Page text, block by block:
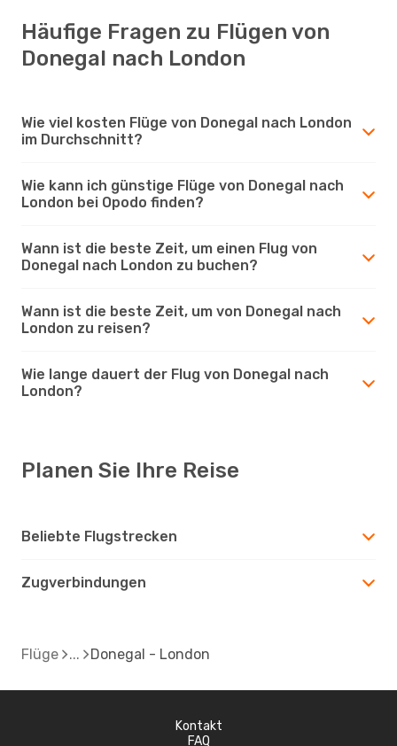
Häufige Fragen zu Flügen von
Donegal nach London
Wie viel kosten Flüge von Donegal nach London
im Durchschnitt?
Wie kann ich günstige Flüge von Donegal nach
London bei Opodo finden?
Wann ist die beste Zeit, um einen Flug von
Donegal nach London zu buchen?
Wann ist die beste Zeit, um von Donegal nach
London zu reisen?
Wie lange dauert der Flug von Donegal nach
London?
Planen Sie Ihre Reise
Beliebte Flugstrecken
Zugverbindungen
Flüge Donegal - London
Kontakt
FAQ